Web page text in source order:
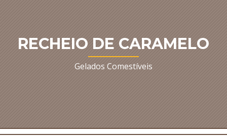
RECHEIO DE CARAMELO
Gelados Comestíveis